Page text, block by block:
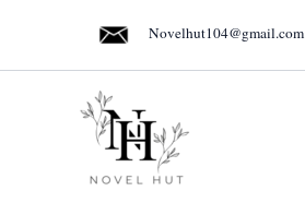
content
Novelhut104@gmail.com